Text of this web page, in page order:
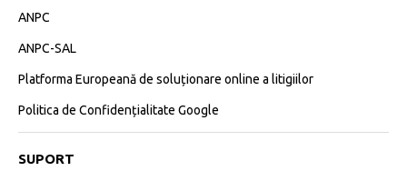
ANPC
ANPC-SAL
Platforma Europeană de soluționare online a litigiilor
Politica de Confidențialitate Google
SUPORT